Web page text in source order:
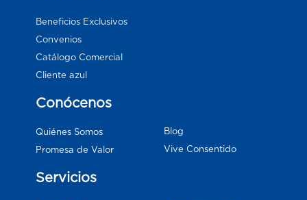
Beneficios Exclusivos
Convenios
Catálogo Comercial
Cliente azul
Conócenos
Quiénes Somos
Promesa de Valor
Blog
Vive Consentido
Servicios